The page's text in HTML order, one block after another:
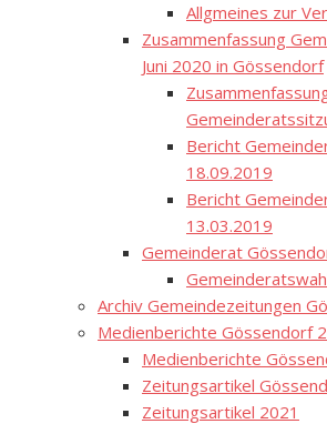
Allgmeines zur
Zusammenfassung
Juni 2020 in Gössendorf
Bericht
18.09.2019
Bericht
13.03.2019
Gemeinderat
Archiv Gemeindezeitungen
Medienberichte Gössendorf
Medienberichte
Zeitungsartikel
Zeitungsartikel 2021